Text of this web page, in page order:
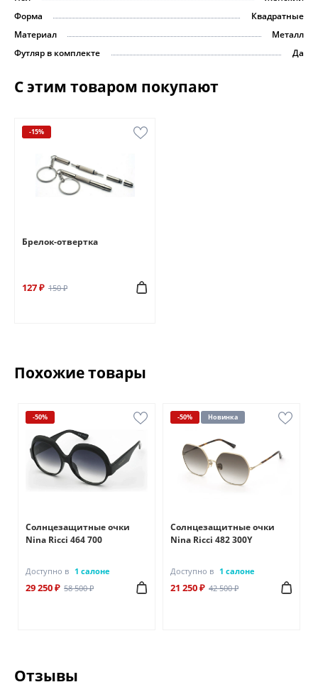
Форма
Квадратные
Материал
Металл
Футляр в комплекте
Да
С этим товаром покупают
-15%
Брелок-отвертка
127 ₽ 150 ₽
Похожие товары
-50%
Солнцезащитные очки
Nina Ricci 464 700
Доступно в 1 салоне
29 250 ₽ 58 500 ₽
-50% Новинка
Солнцезащитные очки
Nina Ricci 482 300Y
Доступно в 1 салоне
21 250 ₽ 42 500 ₽
Отзывы